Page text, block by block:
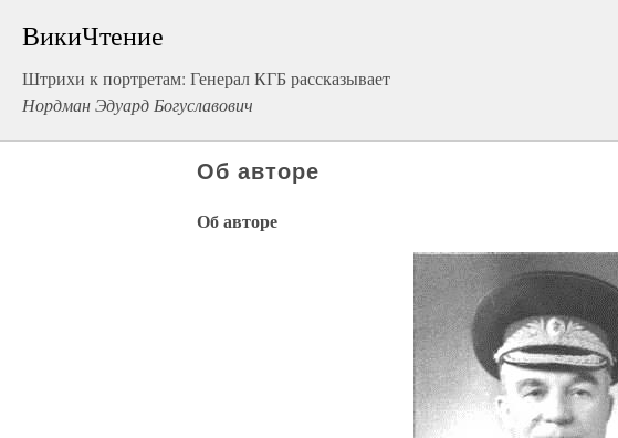
ВикиЧтение
Штрихи к портретам: Генерал КГБ рассказывает
Нордман Эдуард Богуславович
Об авторе
Об авторе